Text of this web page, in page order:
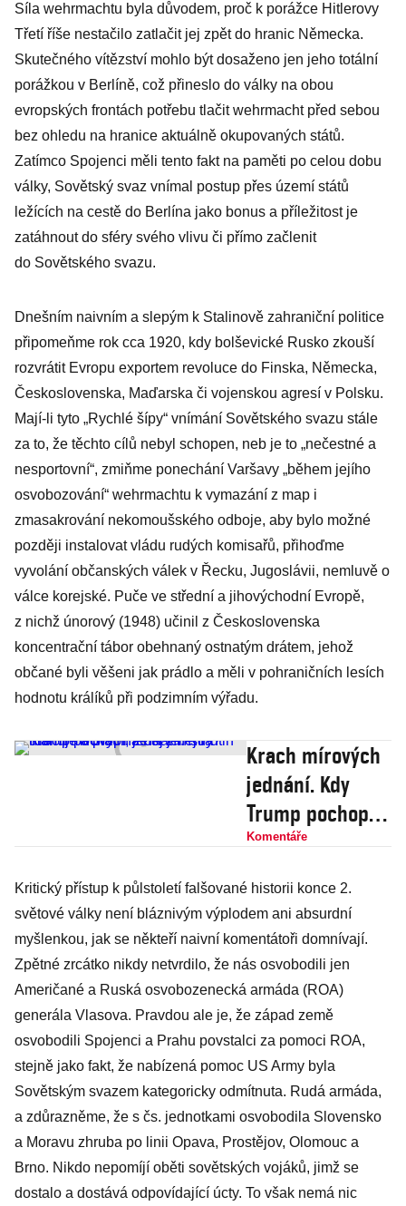
který vede
jednání
s Ukrajinci
Síla wehrmachtu byla důvodem, proč k porážce Hitlerovy
Třetí říše nestačilo zatlačit jej zpět do hranic Německa.
Skutečného vítězství mohlo být dosaženo jen jeho totální
porážkou v Berlíně, což přineslo do války na obou
evropských frontách potřebu tlačit wehrmacht před sebou
bez ohledu na hranice aktuálně okupovaných států.
Zatímco Spojenci měli tento fakt na paměti po celou dobu
války, Sovětský svaz vnímal postup přes území států
ležících na cestě do Berlína jako bonus a příležitost je
zatáhnout do sféry svého vlivu či přímo začlenit
do Sovětského svazu.
Dnešním naivním a slepým k Stalinově zahraniční politice
připomeňme rok cca 1920, kdy bolševické Rusko zkouší
rozvrátit Evropu exportem revoluce do Finska, Německa,
Československa, Maďarska či vojenskou agresí v Polsku.
Mají-li tyto „Rychlé šípy“ vnímání Sovětského svazu stále
za to, že těchto cílů nebyl schopen, neb je to „nečestné a
nesportovní“, zmiňme ponechání Varšavy „během jejího
osvobozování“ wehrmachtu k vymazání z map i
zmasakrování nekomoušského odboje, aby bylo možné
později instalovat vládu rudých komisařů, přihoďme
vyvolání občanských válek v Řecku, Jugoslávii, nemluvě o
válce korejské. Puče ve střední a jihovýchodní Evropě,
z nichž únorový (1948) učinil z Československa
koncentrační tábor obehnaný ostnatým drátem, jehož
občané byli věšeni jak prádlo a měli v pohraničních lesích
hodnotu králíků při podzimním výřadu.
Krach mírových
jednání. Kdy
Trump pochopí,
že si z něj Putin
na něj jen síla?
Komentáře
Kritický přístup k půlstoletí falšované historii konce 2.
světové války není bláznivým výplodem ani absurdní
myšlenkou, jak se někteří naivní komentátoři domnívají.
Zpětné zrcátko nikdy netvrdilo, že nás osvobodili jen
Američané a Ruská osvobozenecká armáda (ROA)
generála Vlasova. Pravdou ale je, že západ země
osvobodili Spojenci a Prahu povstalci za pomoci ROA,
stejně jako fakt, že nabízená pomoc US Army byla
Sovětským svazem kategoricky odmítnuta. Rudá armáda,
a zdůrazněme, že s čs. jednotkami osvobodila Slovensko
a Moravu zhruba po linii Opava, Prostějov, Olomouc a
Brno. Nikdo nepomíjí oběti sovětských vojáků, jimž se
dostalo a dostává odpovídající úcty. To však nemá nic